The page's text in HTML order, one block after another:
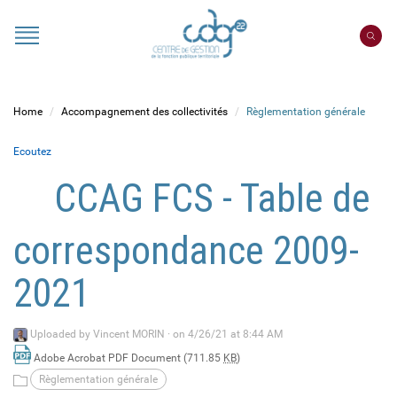
CDG
Home Accompagnement des collectivités Règlementation générale
Ecoutez
CCAG FCS - Table de
correspondance 2009-
2021
Uploaded by Vincent MORIN · on 4/26/21 at 8:44 AM
Adobe Acrobat PDF Document (711.85 KB)
Règlementation générale